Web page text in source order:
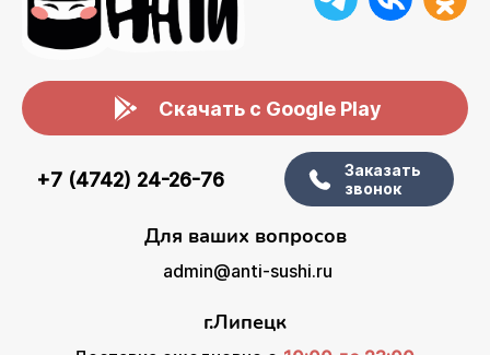
Скачать с Google Play
+7 (4742) 24-26-76
Заказать
звонок
Для ваших вопросов
admin@anti-sushi.ru
г.Липецк